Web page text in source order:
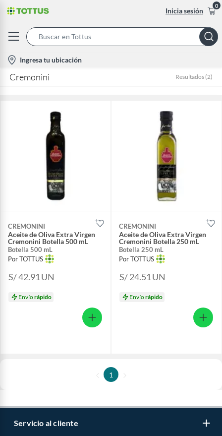
Inicia sesión
0
Bar
location-
icon
Ingresa tu ubicación
Cremonini Resultados (2)
CREMONINI
Aceite de Oliva Extra Virgen
Cremonini Botella 500 mL
Botella 500 mL
Por TOTTUS
S/ 42.91UN
Envíorápido
CREMONINI
Aceite de Oliva Extra Virgen
Cremonini Botella 250 mL
Botella 250 mL
Por TOTTUS
S/ 24.51UN
Envíorápido
1
Servicio al cliente